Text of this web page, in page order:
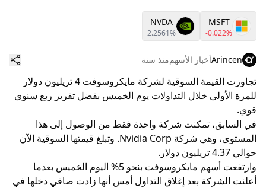
MSFT
-0.022%
NVDA
2.2561%
Arincenأخبار الأسهممنذ سنة
تجاوزت القيمة السوقية لشركة مايكروسوفت 4 تريليون دولار
للمرة الأولى خلال التداولات يوم الخميس بفضل تقرير ربع سنوي
قوي.
في السابق، تمكنت شركة واحدة فقط من الوصول إلى هذا
المستوى، وهي شركة Nvidia Corp. وتبلغ قيمتها السوقية الآن
حوالي 4.37 تريليون دولار.
وارتفعت أسهم مايكروسوفت بنحو 5% اليوم الخميس بعدما
أعلنت الشركة بعد إغلاق التداول أمس أنها زادت صافي دخلها في